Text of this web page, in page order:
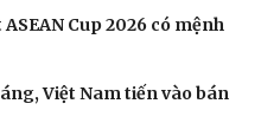
Đọc truyện đêm khuya
Cup 2026 có mệnh
Việt Nam tiến vào bán